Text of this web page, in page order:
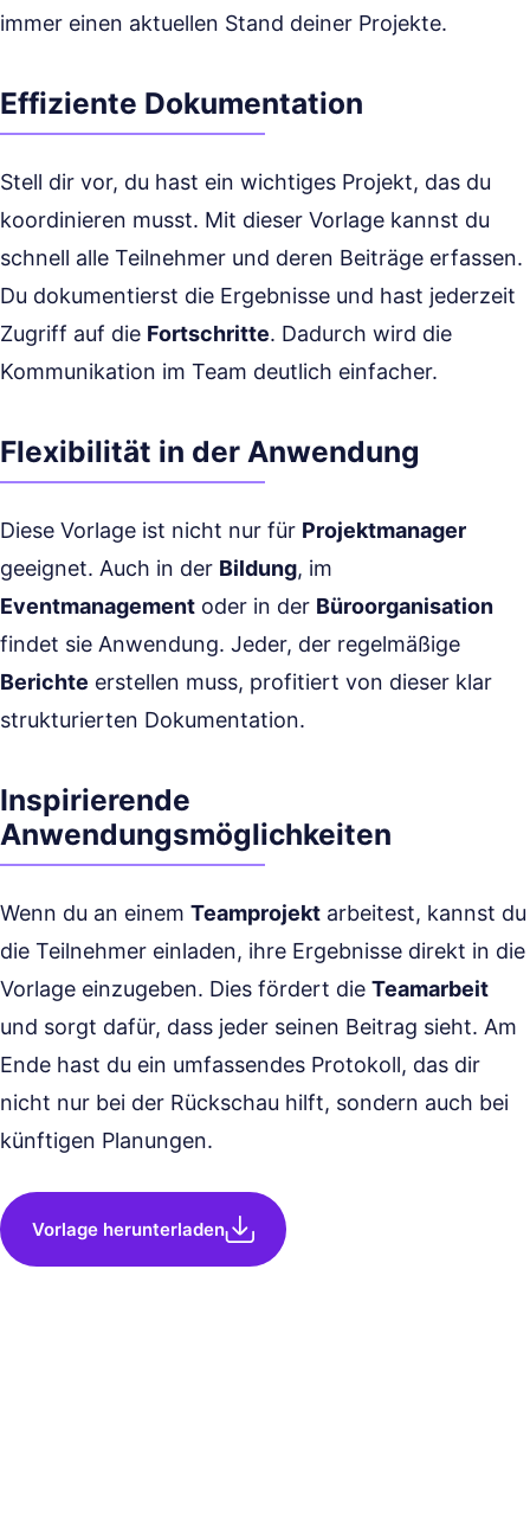
immer einen aktuellen Stand deiner Projekte.
Effiziente Dokumentation
Stell dir vor, du hast ein wichtiges Projekt, das du
koordinieren musst. Mit dieser Vorlage kannst du
schnell alle Teilnehmer und deren Beiträge erfassen.
Du dokumentierst die Ergebnisse und hast jederzeit
Zugriff auf die Fortschritte. Dadurch wird die
Kommunikation im Team deutlich einfacher.
Flexibilität in der Anwendung
Diese Vorlage ist nicht nur für Projektmanager
geeignet. Auch in der Bildung, im
Eventmanagement oder in der Büroorganisation
findet sie Anwendung. Jeder, der regelmäßige
Berichte erstellen muss, profitiert von dieser klar
strukturierten Dokumentation.
Inspirierende
Anwendungsmöglichkeiten
Wenn du an einem Teamprojekt arbeitest, kannst du
die Teilnehmer einladen, ihre Ergebnisse direkt in die
Vorlage einzugeben. Dies fördert die Teamarbeit
und sorgt dafür, dass jeder seinen Beitrag sieht. Am
Ende hast du ein umfassendes Protokoll, das dir
nicht nur bei der Rückschau hilft, sondern auch bei
künftigen Planungen.
Vorlage herunterladen